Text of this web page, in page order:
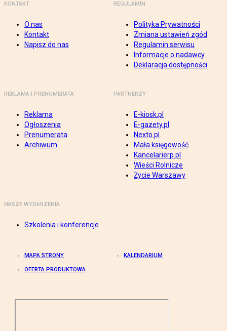
KONTAKT
O nas
Kontakt
Napisz do nas
REGULAMIN
Polityka Prywatności
Zmiana ustawień zgód
Regulamin serwisu
Informacje o nadawcy
Deklaracja dostępności
REKLAMA I PRENUMERATA
Reklama
Ogłoszenia
Prenumerata
Archiwum
PARTNERZY
E-kiosk.pl
E-gazety.pl
Nexto.pl
Mała księgowość
Kancelarierp.pl
Wieści Rolnicze
Życie Warszawy
NASZE WYDARZENIA
Szkolenia i konferencje
MAPA STRONY KALENDARIUM
OFERTA PRODUKTOWA